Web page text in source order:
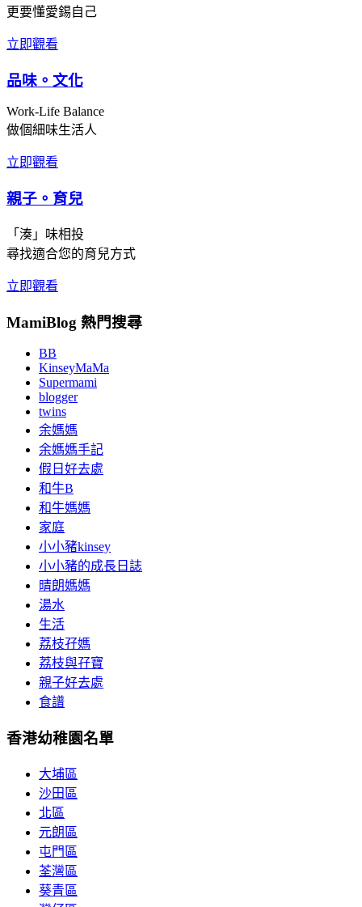
更要懂愛錫自己
立即觀看
品味。文化
Work-Life Balance
做個細味生活人
立即觀看
親子。育兒
「湊」味相投
尋找適合您的育兒方式
立即觀看
MamiBlog 熱門搜尋
BB
KinseyMaMa
Supermami
blogger
twins
余媽媽
余媽媽手記
假日好去處
和牛B
和牛媽媽
家庭
小小豬kinsey
小小豬的成長日誌
晴朗媽媽
湯水
生活
荔枝孖媽
荔枝與孖寶
親子好去處
食譜
香港幼稚園名單
大埔區
沙田區
北區
元朗區
屯門區
荃灣區
葵青區